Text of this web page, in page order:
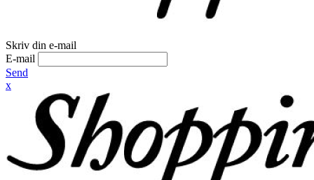
Skriv din e-mail
E-mail
Send
x